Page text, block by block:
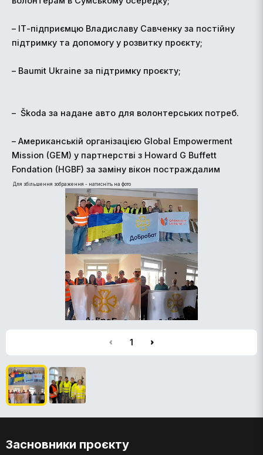
– ІТ-підприємцю Владиславу Савченку за постійну
підтримку та допомогу у розвитку проєкту;
– Baumit Ukraine за підтримку проєкту;
– Škoda за надане авто для волонтерських потреб.
– Американській організацією Global Empowerment
Mission (GEM) у партнерстві з Howard G Buffett
Fondation (HGBF) за заміну вікон постраждалим
Для збільшення зображення - натисніть на фото
1
Засновники проєкту